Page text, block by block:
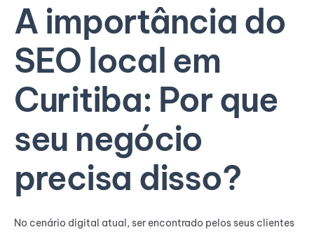
A importância do
SEO local em
Curitiba: Por que
seu negócio
precisa disso?
No cenário digital atual, ser encontrado pelos seus clientes